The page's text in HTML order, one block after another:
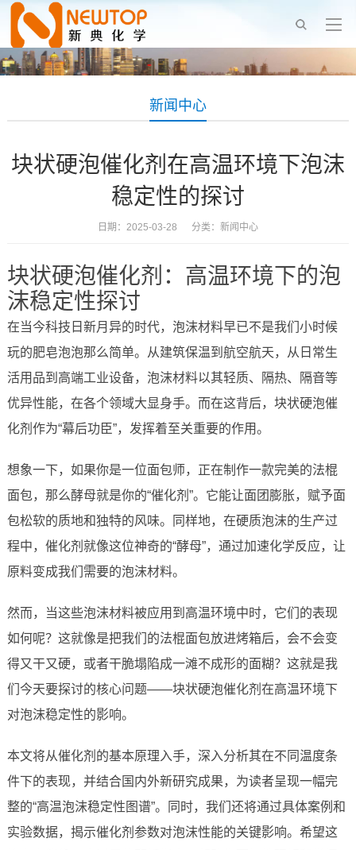
新闻中心
块状硬泡催化剂在高温环境下泡沫
稳定性的探讨
日期：2025-03-28 分类： 新闻中心
块状硬泡催化剂：高温环境下的泡
沫稳定性探讨
在当今科技日新月异的时代，泡沫材料早已不是我们小时候
玩的肥皂泡泡那么简单。从建筑保温到航空航天，从日常生
活用品到高端工业设备，泡沫材料以其轻质、隔热、隔音等
优异性能，在各个领域大显身手。而在这背后，块状硬泡催
化剂作为“幕后功臣”，发挥着至关重要的作用。
想象一下，如果你是一位面包师，正在制作一款完美的法棍
面包，那么酵母就是你的“催化剂”。它能让面团膨胀，赋予面
包松软的质地和独特的风味。同样地，在硬质泡沫的生产过
程中，催化剂就像这位神奇的“酵母”，通过加速化学反应，让
原料变成我们需要的泡沫材料。
然而，当这些泡沫材料被应用到高温环境中时，它们的表现
如何呢？这就像是把我们的法棍面包放进烤箱后，会不会变
得又干又硬，或者干脆塌陷成一滩不成形的面糊？这就是我
们今天要探讨的核心问题——块状硬泡催化剂在高温环境下
对泡沫稳定性的影响。
本文将从催化剂的基本原理入手，深入分析其在不同温度条
件下的表现，并结合国内外新研究成果，为读者呈现一幅完
整的“高温泡沫稳定性图谱”。同时，我们还将通过具体案例和
实验数据，揭示催化剂参数对泡沫性能的关键影响。希望这